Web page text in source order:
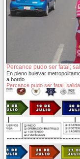
Percance pudo ser fatal;
En pleno bulevar
a bordo
Percance pudo ser fatal;